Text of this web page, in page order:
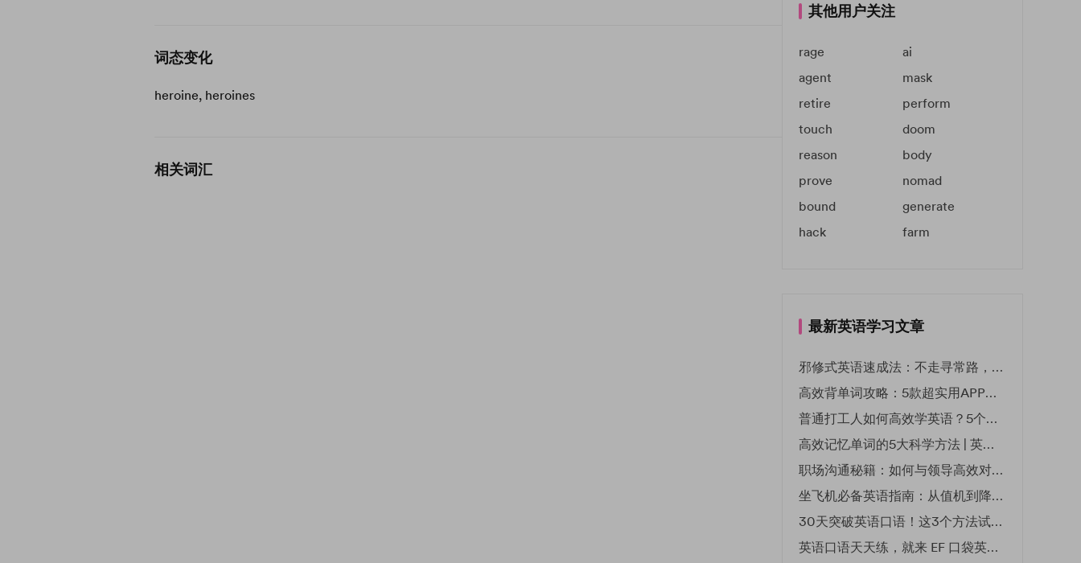
词态变化
heroine, heroines
相关词汇
其他用户关注
rage
ai
agent
mask
retire
perform
touch
doom
reason
body
prove
nomad
bound
generate
hack
farm
最新英语学习文章
邪修式英语速成法：不走寻常路，英语战力狂飙！
高效背单词攻略：5款超实用APP推荐 | EF英孚教育
普通打工人如何高效学英语？5个实用技巧助你突破职场瓶颈
高效记忆单词的5大科学方法 | 英语学习必备技巧
职场沟通秘籍：如何与领导高效对话 | EF英孚职场指南
坐飞机必备英语指南：从值机到降落的全流程表达
30天突破英语口语！这3个方法试过的人都说有效
英语口语天天练，就来 EF 口袋英语微信小程序